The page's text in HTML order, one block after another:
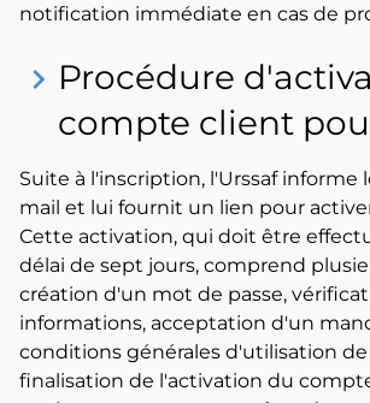
notification immédiate en cas de
keyboard_arrow_right Procédure
compte client
Suite à l'inscription, l'Urssaf informe
mail et lui fournit un lien pour
Cette activation, qui doit être
délai de sept jours, comprend
création d'un mot de passe,
informations, acceptation d'un
conditions générales d'utilisation de
finalisation de l'activation du